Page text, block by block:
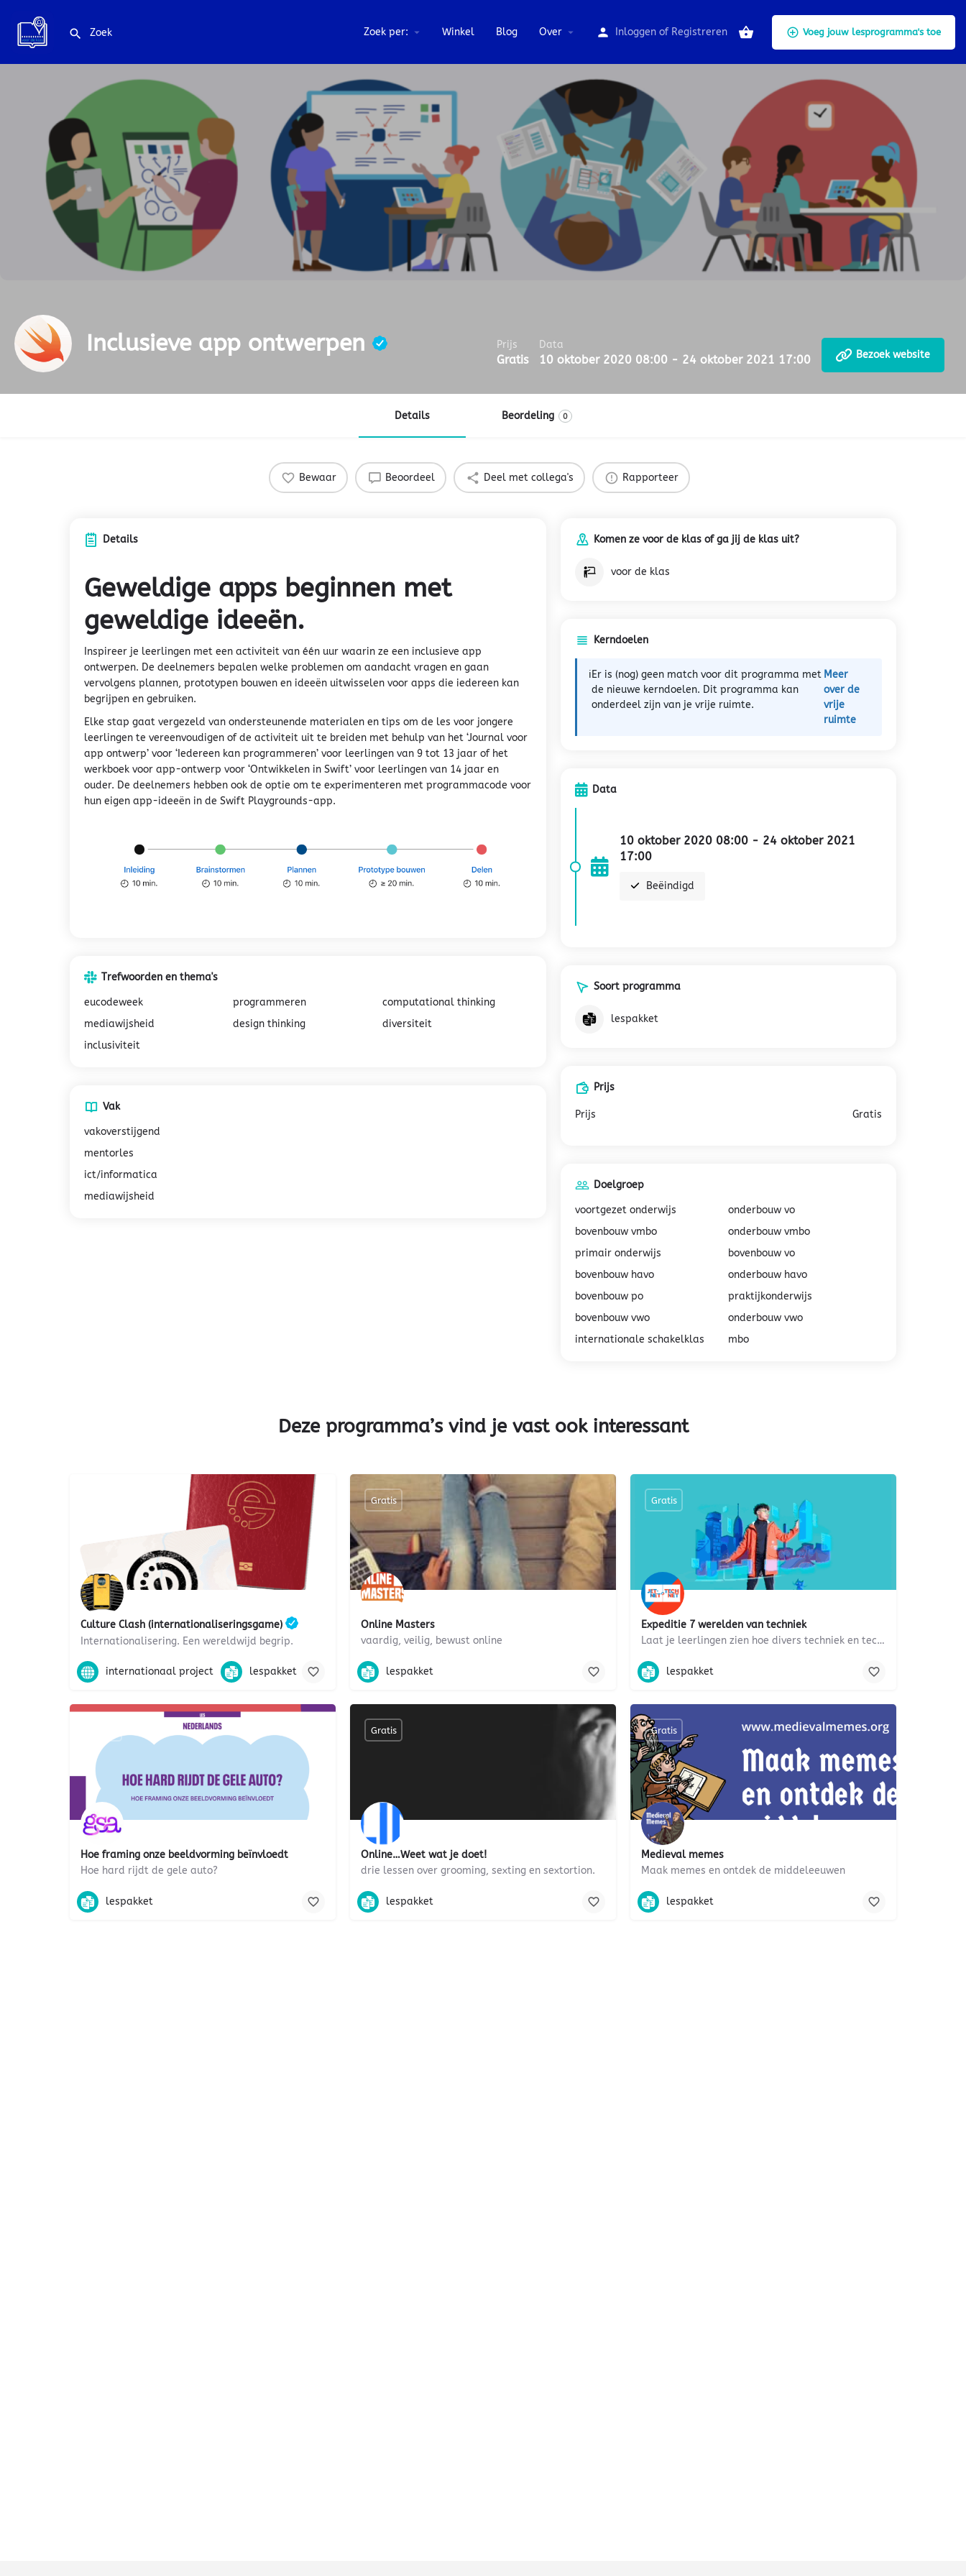
Zoek per: Winkel Blog Over Inloggen of Registreren Voeg jouw lesprogramma's toe
Inclusieve app ontwerpen Listings Inclusieve app ontwerpen
Inclusieve app ontwerpen Prijs
Gratis
Data
10 oktober 2020 08:00 - 24 oktober 2021 17:00 Bezoek website
Details Beordeling 0
Bewaar Beoordeel Deel met collega's Rapporteer
Details
Geweldige apps beginnen met
geweldige ideeën.
Inspireer je leerlingen met een activiteit van één uur waarin ze een inclusieve app
ontwerpen. De deelnemers bepalen welke problemen om aandacht vragen en gaan
vervolgens plannen, prototypen bouwen en ideeën uitwisselen voor apps die iedereen kan
begrijpen en gebruiken.
Elke stap gaat vergezeld van ondersteunende materialen en tips om de les voor jongere
leerlingen te vereenvoudigen of de activiteit uit te breiden met behulp van het ‘Journal voor
app ontwerp’ voor ‘Iedereen kan programmeren’ voor leerlingen van 9 tot 13 jaar of het
werkboek voor app-ontwerp voor ‘Ontwikkelen in Swift’ voor leerlingen van 14 jaar en
ouder. De deelnemers hebben ook de optie om te experimenteren met programmacode voor
hun eigen app-ideeën in de Swift Playgrounds-app.
Trefwoorden en thema's
eucodeweek programmeren
computational thinking
mediawijsheid
design thinking
diversiteit
inclusiviteit
Vak
vakoverstijgend
mentorles
ict/informatica
mediawijsheid
Komen ze voor de klas of ga jij de klas uit?
voor de klas
Kerndoelen
ℹ️Er is (nog) geen match voor dit programma met
de nieuwe kerndoelen. Dit programma kan
onderdeel zijn van je vrije ruimte.
Meer
over de
vrije
ruimte
Data
10 oktober 2020 08:00 - 24 oktober 2021
17:00
Beëindigd
Soort programma
lespakket
Prijs
Prijs Gratis
Doelgroep
voortgezet onderwijs
onderbouw vo
bovenbouw vmbo
onderbouw vmbo
primair onderwijs
bovenbouw vo
bovenbouw havo
onderbouw havo
bovenbouw po
praktijkonderwijs
bovenbouw vwo
onderbouw vwo
internationale schakelklas
mbo
Deze programma’s vind je vast ook interessant
Culture Clash (internationaliseringsgame)
Internationalisering. Een wereldwijd begrip.
Burgerschap, burgerparticipatie, ethiek, cultuur, community, diversiteit
internationaal project lespakket
Online Masters
vaardig, veilig, bewust online
Burgerschap, Programmeren, Robotica, Robots, VR, gaming, nepnieuws, 21e eeuwse vaardigheden, verslaving, digitale
Gratis
lespakket
Expeditie 7 werelden van techniek
Laat je leerlingen zien hoe divers techniek en technologie is.
wereldhandel, wereldoriëntatie, mediawijsheid, veiligheid, natuur,
Gratis
lespakket
Hoe framing onze beeldvorming beïnvloedt
Hoe hard rijdt de gele auto?
mediawijsheid, beeldvorming, homoseksualiteit, seksualiteit, paarse vrijdag
lespakket
Online…Weet wat je doet!
drie lessen over grooming, sexting en sextortion.
gesprek, mediawijsheid, communiceren, sociale media, mentorles, pesten, seks, 21e eeuwse vaardigheden
Gratis
lespakket
Medieval memes
Maak memes en ontdek de middeleeuwen
Taal- en spreekvaardigheid, Engels, geschiedenis, Kunst, Geloof,
Gratis
lespakket